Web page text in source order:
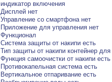
индикатор включения
Дисплей нет
Управление со смартфона нет
Приложение для управления нет
Функционал
Система защиты от накипи есть
Тип защиты от накипи контейнер для
Функция самоочистки от накипи есть
Противокапельная система есть
Вертикальное отпаривание есть